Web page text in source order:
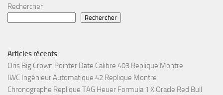
Rechercher
Rechercher
Articles récents
Oris Big Crown Pointer Date Calibre 403 Replique Montre
IWC Ingénieur Automatique 42 Replique Montre
Chronographe Replique TAG Heuer Formula 1 X Oracle Red Bull